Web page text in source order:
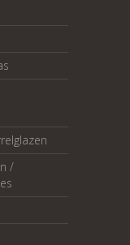
/